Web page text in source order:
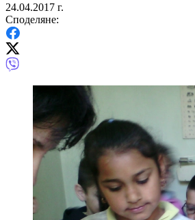
24.04.2017 г.
Споделяне: